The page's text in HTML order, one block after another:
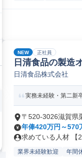
NEW 正社員
日清食品の製造
日清食品株式会社
実務未経験・第二新
〒520-3026滋賀県
年俸420万円～570
求めている人材 【
業界未経験歓迎 年間